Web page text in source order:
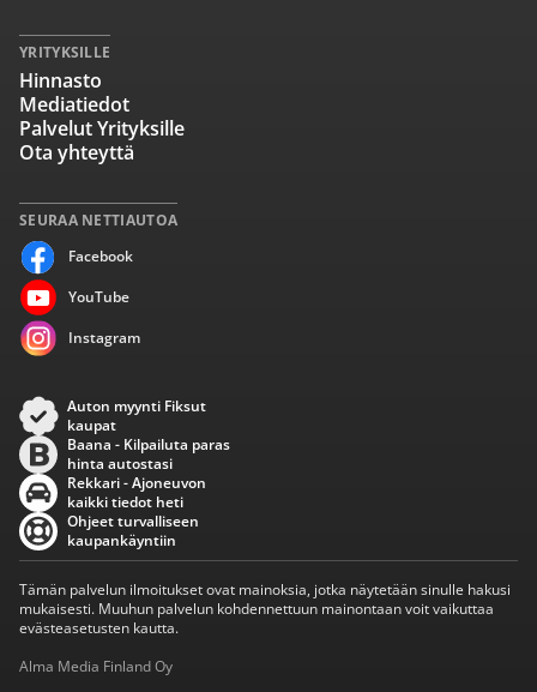
SEURAA NETTIAUTOA
Facebook
YouTube
Instagram
YRITYKSILLE
Hinnasto
Mediatiedot
Palvelut Yrityksille
Ota yhteyttä
Auton myynti Fiksut
kaupat
Baana - Kilpailuta paras
hinta autostasi
Rekkari - Ajoneuvon
kaikki tiedot heti
Ohjeet turvalliseen
kaupankäyntiin
Tämän palvelun ilmoitukset ovat mainoksia, jotka näytetään sinulle hakusi
mukaisesti. Muuhun palvelun kohdennettuun mainontaan voit vaikuttaa
evästeasetusten kautta.
Alma Media Finland Oy